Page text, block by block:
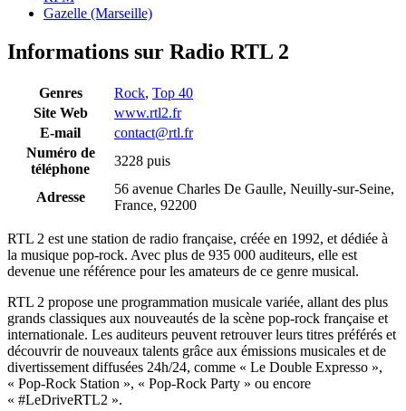
Gazelle (Marseille)
Informations sur Radio RTL 2
Genres Rock, Top 40
Site Web
www.rtl2.fr
E-mail
contact@rtl.fr
Numéro de
téléphone
3228 puis
Adresse
56 avenue Charles De Gaulle, Neuilly-sur-Seine,
France, 92200
RTL 2 est une station de radio française, créée en 1992, et dédiée à
la musique pop-rock. Avec plus de 935 000 auditeurs, elle est
devenue une référence pour les amateurs de ce genre musical.
RTL 2 propose une programmation musicale variée, allant des plus
grands classiques aux nouveautés de la scène pop-rock française et
internationale. Les auditeurs peuvent retrouver leurs titres préférés et
découvrir de nouveaux talents grâce aux émissions musicales et de
divertissement diffusées 24h/24, comme « Le Double Expresso »,
« Pop-Rock Station », « Pop-Rock Party » ou encore
« #LeDriveRTL2 ».